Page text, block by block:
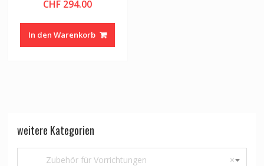
CHF 294.00
In den Warenkorb
weitere Kategorien
×
Zubehör für Vorrichtungen